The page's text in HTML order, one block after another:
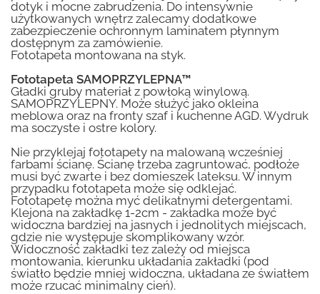
dotyk i mocne zabrudzenia. Do intensywnie
użytkowanych wnętrz zalecamy dodatkowe
zabezpieczenie ochronnym laminatem płynnym
dostępnym za zamówienie.
Fototapeta montowana na styk.
Fototapeta SAMOPRZYLEPNA™
Gładki gruby materiał z powłoką winylową.
SAMOPRZYLEPNY. Może służyć jako okleina
meblowa oraz na fronty szaf i kuchenne AGD. Wydruk
ma soczyste i ostre kolory.
Nie przyklejaj fototapety na malowaną wcześniej
farbami ścianę. Ścianę trzeba zagruntować, podłoże
musi być zwarte i bez domieszek lateksu. W innym
przypadku fototapeta może się odklejać.
Fototapetę można myć delikatnymi detergentami.
Klejona na zakładkę 1-2cm - zakładka może być
widoczna bardziej na jasnych i jednolitych miejscach,
gdzie nie występuje skomplikowany wzór.
Widoczność zakładki tez zależy od miejsca
montowania, kierunku układania zakładki (pod
światło będzie mniej widoczna, układana ze światłem
może rzucać minimalny cień).